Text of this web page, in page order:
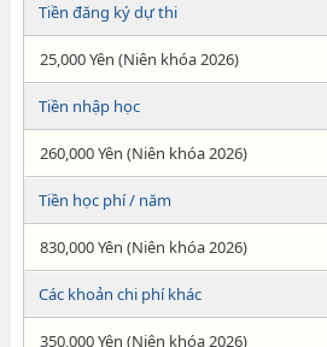
Tiền đăng ký dự thi
25,000 Yên (Niên khóa 2026)
Tiền nhập học
260,000 Yên (Niên khóa 2026)
Tiền học phí / năm
830,000 Yên (Niên khóa 2026)
Các khoản chi phí khác
350,000 Yên (Niên khóa 2026)